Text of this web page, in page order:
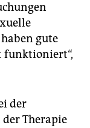
gute
funktioniert“,
der
Therapie